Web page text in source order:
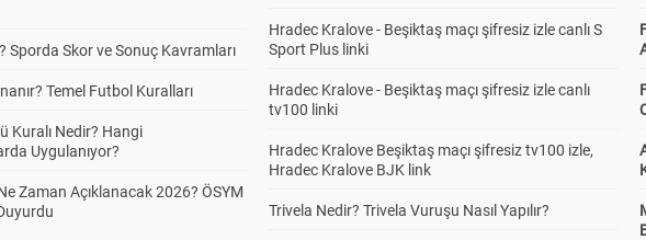
Korner Sayısı Altı/Üstü
8,5
Alt
Üst
1.64
1.55
Sporda Skor ve Sonuç Kavramları
Temel Futbol Kuralları
Kuralı Nedir? Hangi
Uygulanıyor?
Zaman Açıklanacak 2026? ÖSYM
Hradec Kralove - Beşiktaş maçı şifresiz izle canlı S
Sport Plus linki
Hradec Kralove - Beşiktaş maçı şifresiz izle canlı
tv100 linki
Hradec Kralove Beşiktaş maçı şifresiz tv100 izle,
Hradec Kralove BJK link
Trivela Nedir? Trivela Vuruşu Nasıl Yapılır?